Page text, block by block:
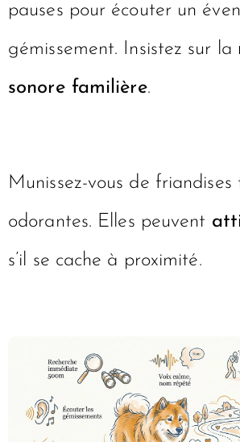
pauses pour écouter un
gémissement. Insistez sur la
sonore familière.
Munissez-vous de friandises
odorantes. Elles peuvent
s’il se cache à proximité.